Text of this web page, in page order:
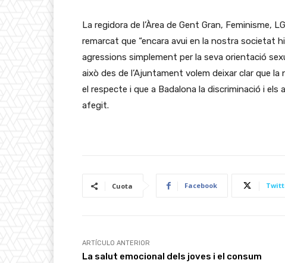
La regidora de l’Àrea de Gent Gran, Feminisme,
remarcat que “encara avui en la nostra societat
agressions simplement per la seva orientació
això des de l’Ajuntament volem deixar clar que
el respecte i que a Badalona la discriminació i
afegit.
Cuota Facebook
ARTÍCULO ANTERIOR
La salut emocional dels joves i el consum